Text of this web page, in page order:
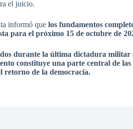
el juicio.
informó que los fundamentos
para el próximo 15 de octubre de
durante la última dictadura
constituye una parte central de
retorno de la democracia.